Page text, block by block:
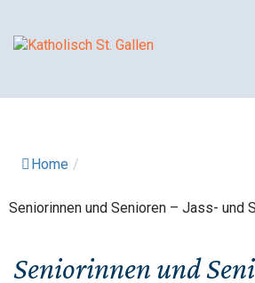
Inhalt
Home /
Seniorinnen und Senioren – Jass- und
Seniorinnen und